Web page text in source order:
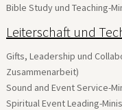
Bible Study und Teaching-
Leiterschaft und
Gifts, Leadership und
Zusammenarbeit)
Sound and Event Service-
Spiritual Event Leading-